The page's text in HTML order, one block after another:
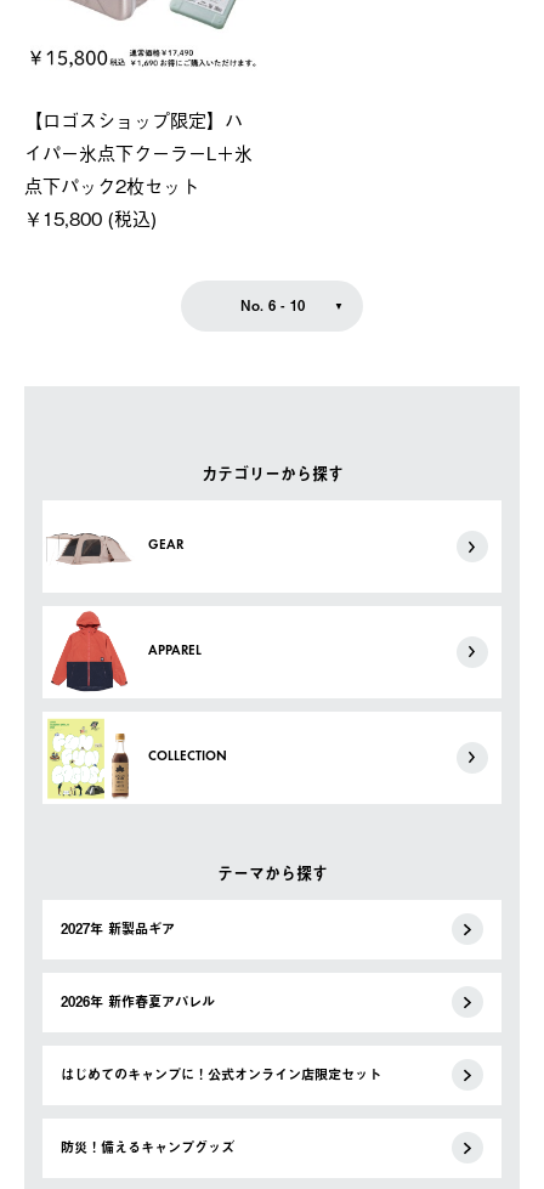
カテゴリーから探す
GEAR
APPAREL
COLLECTION
テーマから探す
2027年 新製品ギア
2026年 新作春夏アパレル
はじめてのキャンプに！公式オンライン店限定セット
防災！備えるキャンプグッズ
【ロゴスショップ限定】ハ
イパー氷点下クーラーL＋氷
点下パック2枚セット
￥15,800 (税込)
No. 6 - 10